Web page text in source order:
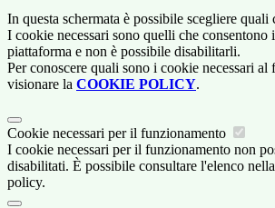
In questa schermata è possibile scegliere quali
I cookie necessari sono quelli che consentono
piattaforma e non è possibile disabilitarli.
Per conoscere quali sono i cookie necessari al
visionare la COOKIE POLICY.
Cookie necessari per il funzionamento
I cookie necessari per il funzionamento non
disabilitati. È possibile consultare l'elenco
policy.